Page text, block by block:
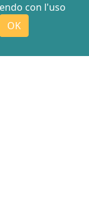
con l'uso
OK